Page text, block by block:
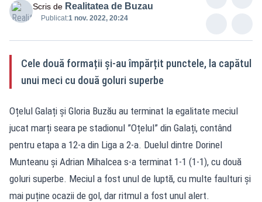
Scris de Realitatea de Buzau
Publicat:1 nov. 2022, 20:24
Cele două formații și-au împărțit punctele, la capătul
unui meci cu două goluri superbe
Oțelul Galați și Gloria Buzău au terminat la egalitate meciul
jucat marți seara pe stadionul ”Oțelul” din Galați, contând
pentru etapa a 12-a din Liga a 2-a. Duelul dintre Dorinel
Munteanu și Adrian Mihalcea s-a terminat 1-1 (1-1), cu două
goluri superbe. Meciul a fost unul de luptă, cu multe faulturi și
mai puține ocazii de gol, dar ritmul a fost unul alert.